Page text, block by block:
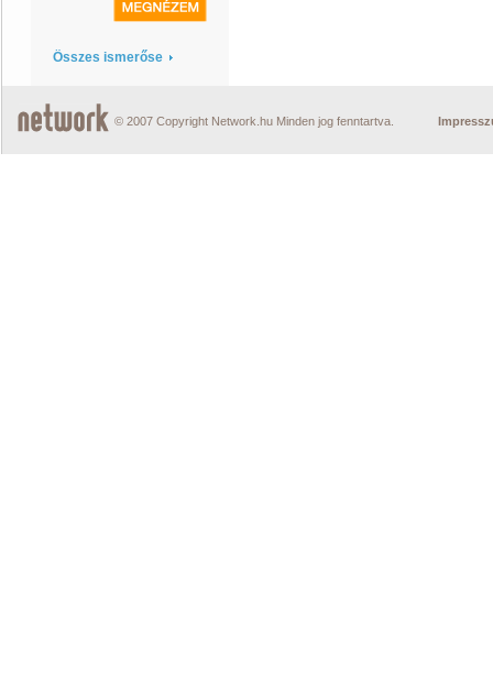
Összes ismerőse
© 2007 Copyright Network.hu Minden jog fenntartva.